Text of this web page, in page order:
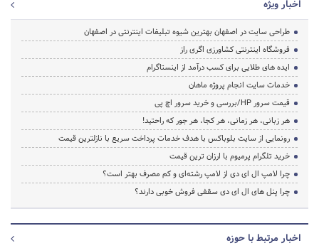
اخبار ویژه
طراحی سایت در اصفهان بهترین شیوه تبلیغات اینترنتی در اصفهان
فروشگاه اینترنتی کشاورزی اگری راز
ایده های طلایی برای کسب درآمد از اینستاگرام
خدمات سایت انجام پروژه ماهان
قیمت سرور HP/بررسی و خرید سرور اچ پی
هر زبانی، هر زمانی، هر کجا، هر جور که راحتید!
رونمایی از سایت بلوباکس با هدف خدمات پرداخت سریع با نازلترین قیمت
خرید تلگرام پرمیوم با ارزان ترین قیمت
چرا لامپ ال ای دی از لامپ رشته‌ای و کم مصرف بهتر است؟
چرا پنل های ال ای دی سقفی فروش خوبی دارند؟
اخبار مرتبط با حوزه